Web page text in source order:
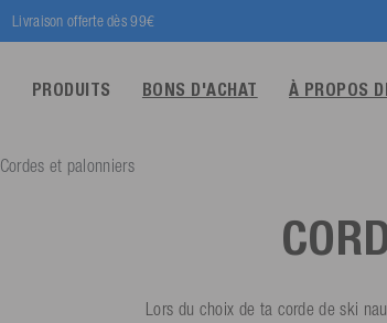
Livraison offerte dès 99€
PRODUITS BONS D'ACHAT À PROPOS
Cordes et palonniers
Lors du choix de ta corde de ski